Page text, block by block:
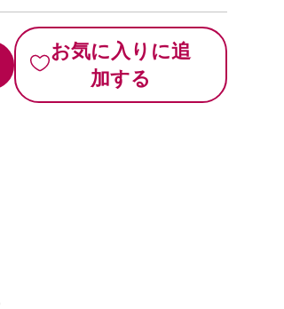
お気に入りに追
加する